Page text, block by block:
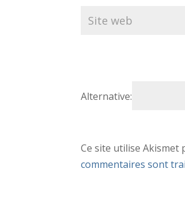
Alternative:
Ce site utilise Akismet
commentaires sont